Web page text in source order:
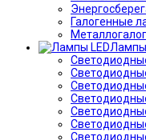
Галогенные
Лампы